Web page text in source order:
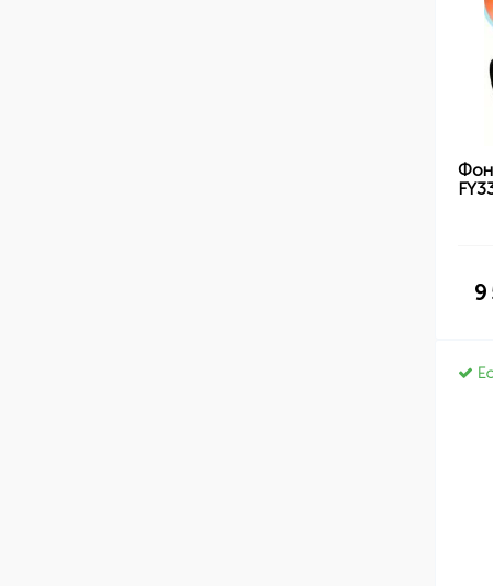
9